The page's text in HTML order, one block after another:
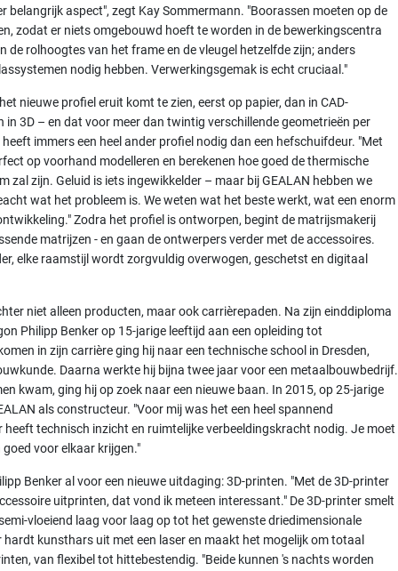
belangrijk aspect", zegt Kay Sommermann. "Boorassen moeten op de
zodat er niets omgebouwd hoeft te worden in de bewerkingscentra
de rolhoogtes van het frame en de vleugel hetzelfde zijn; anders
nodig hebben. Verwerkingsgemak is echt cruciaal."
nieuwe profiel eruit komt te zien, eerst op papier, dan in CAD-
in 3D – en dat voor meer dan twintig verschillende geometrieën per
immers een heel ander profiel nodig dan een hefschuifdeur. "Met
op voorhand modelleren en berekenen hoe goed de thermische
zal zijn. Geluid is iets ingewikkelder – maar bij GEALAN hebben we
wat het probleem is. We weten wat het beste werkt, wat een enorm
Zodra het profiel is ontworpen, begint de matrijsmakerij
matrijzen - en gaan de ontwerpers verder met de accessoires.
elke raamstijl wordt zorgvuldig overwogen, geschetst en digitaal
niet alleen producten, maar ook carrièrepaden. Na zijn einddiploma
Philipp Benker op 15-jarige leeftijd aan een opleiding tot
in zijn carrière ging hij naar een technische school in Dresden,
Daarna werkte hij bijna twee jaar voor een metaalbouwbedrijf.
kwam, ging hij op zoek naar een nieuwe baan. In 2015, op 25-jarige
als constructeur. "Voor mij was het een heel spannend
technisch inzicht en ruimtelijke verbeeldingskracht nodig. Je moet
voor elkaar krijgen."
Benker al voor een nieuwe uitdaging: 3D-printen. "Met de 3D-printer
uitprinten, dat vond ik meteen interessant." De 3D-printer smelt
vloeiend laag voor laag op tot het gewenste driedimensionale
hardt kunsthars uit met een laser en maakt het mogelijk om totaal
van flexibel tot hittebestendig. "Beide kunnen 's nachts worden